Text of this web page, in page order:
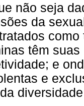
não seja
da
têm
e
e